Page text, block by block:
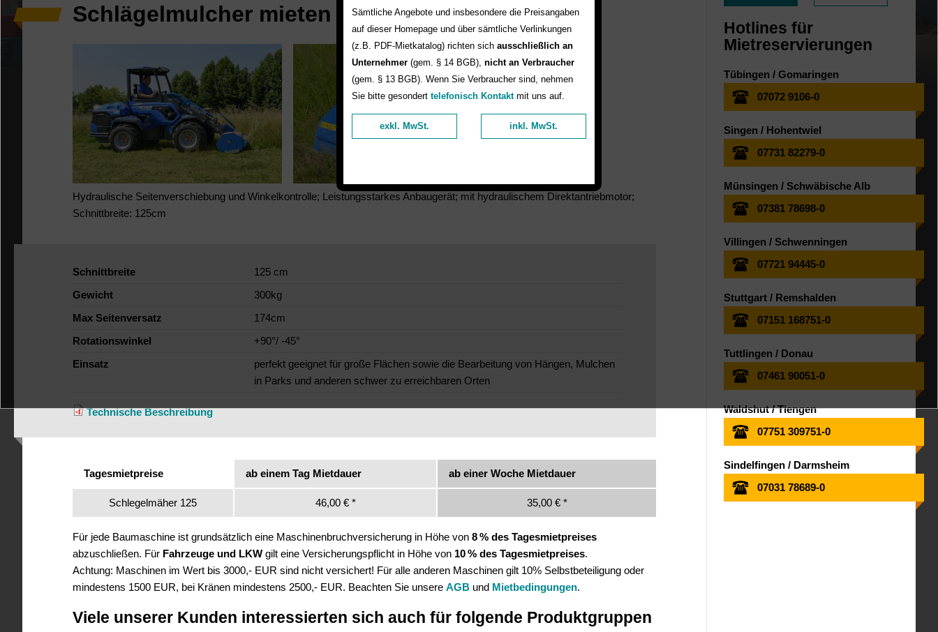
Schlägelmulcher mieten
Hydraulische Seitenverschiebung und Winkelkontrolle; Leistungsstarkes Anbaugerät; mit hydraulischem Direktantriebmotor;
Schnittbreite: 125cm
Schnittbreite
125 cm
Gewicht
300kg
Max Seitenversatz
174cm
Rotationswinkel
+90°/ -45°
Einsatz
perfekt geeignet für große Flächen sowie die Bearbeitung von Hängen, Mulchen
in Parks und anderen schwer zu erreichbaren Orten
Technische Beschreibung
Tagesmietpreise ab einem Tag Mietdauer ab einer Woche Mietdauer
Schlegelmäher 125 46,00 € * 35,00 € *
Für jede Baumaschine ist grundsätzlich eine Maschinenbruchversicherung in Höhe von 8 % des Tagesmietpreises
abzuschließen. Für Fahrzeuge und LKW gilt eine Versicherungspflicht in Höhe von 10 % des Tagesmietpreises.
Achtung: Maschinen im Wert bis 3000,- EUR sind nicht versichert! Für alle anderen Maschinen gilt 10% Selbstbeteiligung oder
mindestens 1500 EUR, bei Kränen mindestens 2500,- EUR. Beachten Sie unsere AGB und Mietbedingungen.
Viele unserer Kunden interessierten sich auch für folgende Produktgruppen
Hotlines für
Mietreservierungen
Tübingen / Gomaringen
07072 9106-0
Singen / Hohentwiel
07731 82279-0
Münsingen / Schwäbische Alb
07381 78698-0
Villingen / Schwenningen
07721 94445-0
Stuttgart / Remshalden
07151 168751-0
Tuttlingen / Donau
07461 90051-0
Waldshut / Tiengen
07751 309751-0
Sindelfingen / Darmsheim
07031 78689-0
Sämtliche Angebote und insbesondere die Preisangaben
auf dieser Homepage und über sämtliche Verlinkungen
(z.B. PDF-Mietkatalog) richten sich ausschließlich an
Unternehmer (gem. § 14 BGB), nicht an Verbraucher
(gem. § 13 BGB). Wenn Sie Verbraucher sind, nehmen
Sie bitte gesondert telefonisch Kontaktmit uns auf.
exkl. MwSt. inkl. MwSt.